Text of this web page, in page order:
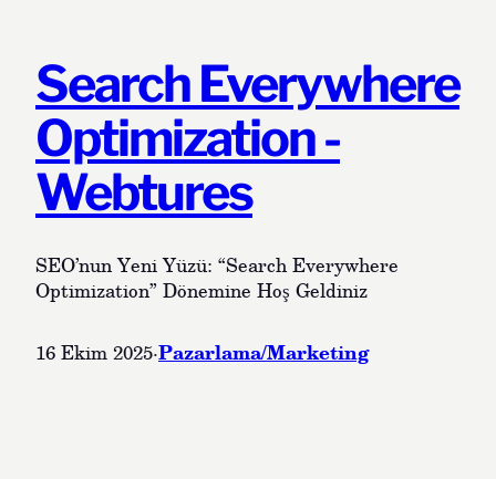
Search Everywhere
Optimization -
Webtures
SEO’nun Yeni Yüzü: “Search Everywhere
Optimization” Dönemine Hoş Geldiniz
16 Ekim 2025·Pazarlama/Marketing